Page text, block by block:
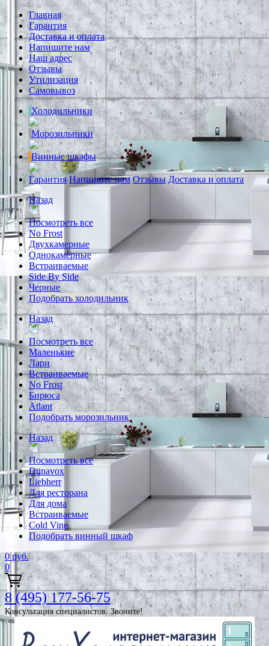
Главная
Гарантия
Доставка и оплата
Напишите нам
Наш адрес
Отзывы
Утилизация
Самовывоз
Холодильники
Морозильники
Винные шкафы
Гарантия Напишите нам Отзывы Доставка и оплата
Назад
Посмотреть все
No Frost
Двухкамерные
Однокамерные
Встраиваемые
Side By Side
Черные
Подобрать холодильник
Назад
Посмотреть все
Маленькие
Лари
Встраиваемые
No Frost
Бирюса
Atlant
Подобрать морозильник
Назад
Посмотреть все
Dunavox
Liebherr
Для ресторана
Для дома
Встраиваемые
Cold Vine
Подобрать винный шкаф
0 руб.
0
8 (495) 177-56-75
Консультация специалистов. Звоните!